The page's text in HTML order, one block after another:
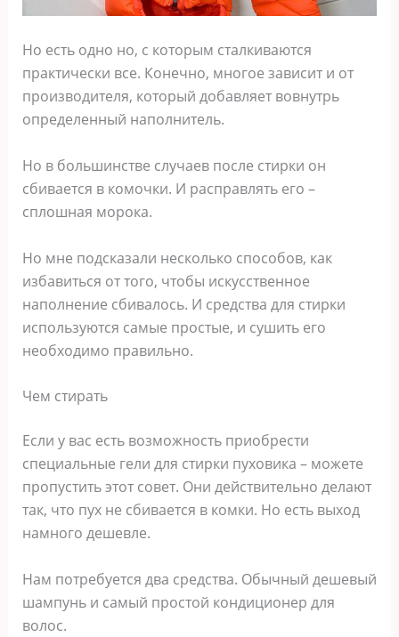
Но есть одно но, с которым сталкиваются
практически все. Конечно, многое зависит и от
производителя, который добавляет вовнутрь
определенный наполнитель.
Но в большинстве случаев после стирки он
сбивается в комочки. И расправлять его –
сплошная морока.
Но мне подсказали несколько способов, как
избавиться от того, чтобы искусственное
наполнение сбивалось. И средства для стирки
используются самые простые, и сушить его
необходимо правильно.
Чем стирать
Если у вас есть возможность приобрести
специальные гели для стирки пуховика – можете
пропустить этот совет. Они действительно делают
так, что пух не сбивается в комки. Но есть выход
намного дешевле.
Нам потребуется два средства. Обычный дешевый
шампунь и самый простой кондиционер для
волос.